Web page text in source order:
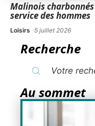
Malinois charbonnés
service des hommes
Loisirs 5 juillet 2026
Recherche
Au sommet